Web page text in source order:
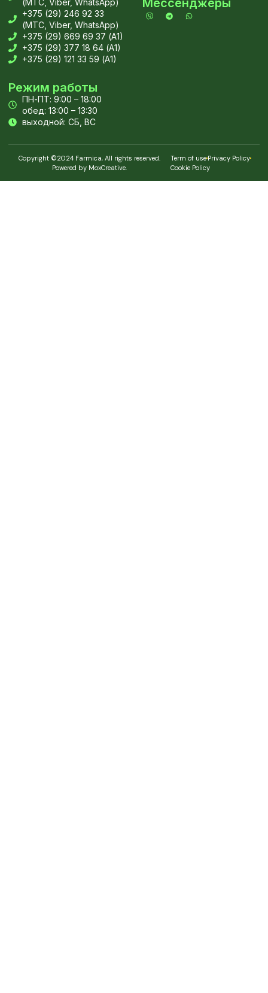
(МТС, Viber, WhatsApp)
+375 (29) 246 92 33
(МТС, Viber, WhatsApp)
+375 (29) 669 69 37 (А1)
+375 (29) 377 18 64 (А1)
+375 (29) 121 33 59 (А1)
Мессенджеры
Режим работы
ПН-ПТ: 9:00 – 18:00
обед: 13:00 – 13:30
выходной: СБ, ВС
Copyright ©2024 Farmica, All rights reserved.
Powered by MoxCreative.
Term of usePrivacy Policy
Cookie Policy